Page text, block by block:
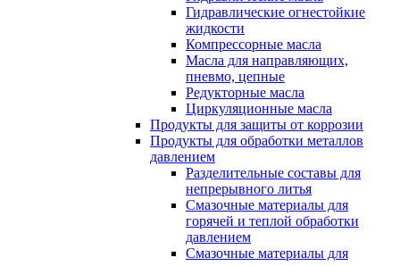
Гидравлические огнестойкие
жидкости
Компрессорные масла
Масла для направляющих,
пневмо, цепные
Редукторные масла
Циркуляционные масла
Продукты для защиты от коррозии
Продукты для обработки металлов
давлением
Разделительные составы для
непрерывного литья
Смазочные материалы для
горячей и теплой обработки
давлением
Смазочные материалы для